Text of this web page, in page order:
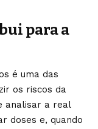
para a
é uma das
os riscos da
analisar a real
doses e, quando